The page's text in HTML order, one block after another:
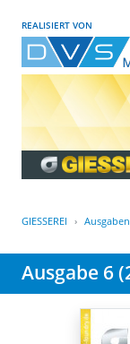
REALISIERT VON
GIESSEREI Ausgaben
Ausgabe 6